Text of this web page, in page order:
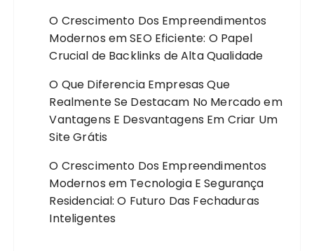
O Crescimento Dos Empreendimentos
Modernos emSEO Eficiente: O Papel
Crucial de Backlinks de Alta Qualidade
O Que Diferencia Empresas Que
Realmente Se Destacam No Mercadoem
Vantagens E Desvantagens Em Criar Um
Site Grátis
O Crescimento Dos Empreendimentos
Modernos em Tecnologia E Segurança
Residencial: O Futuro Das Fechaduras
Inteligentes